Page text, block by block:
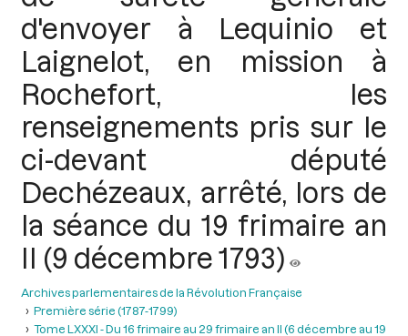
d'envoyer à Lequinio et
Laignelot, en mission à
Rochefort, les
renseignements pris sur le
ci-devant député
Dechézeaux, arrêté, lors de
la séance du 19 frimaire an
II (9 décembre 1793)
Archives parlementaires de la Révolution Française
Première série (1787-1799)
Tome LXXXI - Du 16 frimaire au 29 frimaire an II (6 décembre au 19